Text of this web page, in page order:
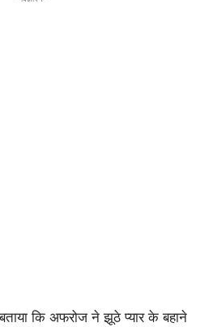
कि अफरोज ने झूठे प्यार के बहाने